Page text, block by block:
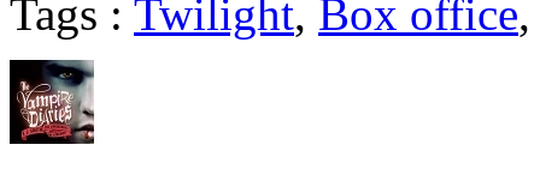
Tags : Twilight, Box office